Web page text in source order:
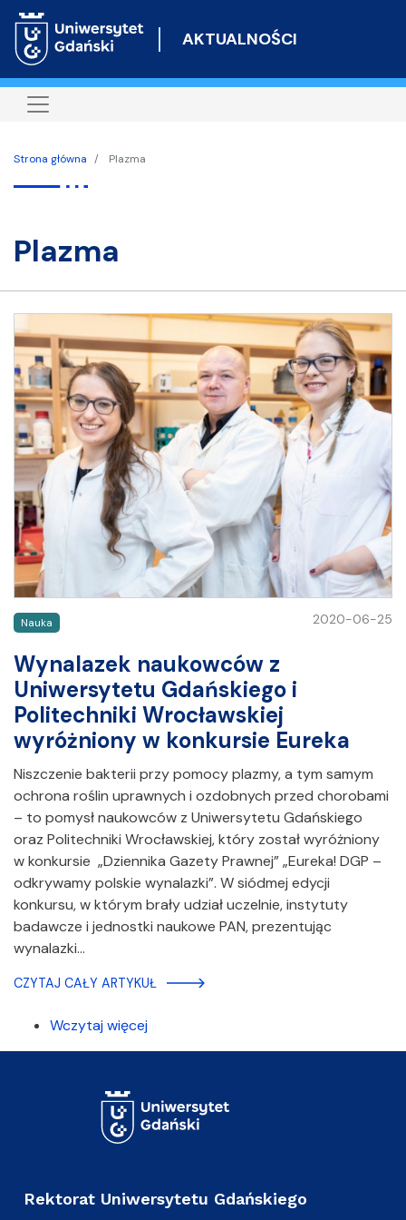
do
AKTUALNOŚCI
Strona główna Plazma
plazma
Nauka 2020-06-25
Wynalazek naukowców z
Uniwersytetu Gdańskiego i
Politechniki Wrocławskiej
wyróżniony w konkursie Eureka
Niszczenie bakterii przy pomocy plazmy, a tym samym
ochrona roślin uprawnych i ozdobnych przed chorobami
– to pomysł naukowców z Uniwersytetu Gdańskiego
oraz Politechniki Wrocławskiej, który został wyróżniony
w konkursie „Dziennika Gazety Prawnej” „Eureka! DGP –
odkrywamy polskie wynalazki”. W siódmej edycji
konkursu, w którym brały udział uczelnie, instytuty
badawcze i jednostki naukowe PAN, prezentując
wynalazki…
CZYTAJ CAŁY ARTYKUŁ
Wczytaj więcej
Rektorat Uniwersytetu Gdańskiego